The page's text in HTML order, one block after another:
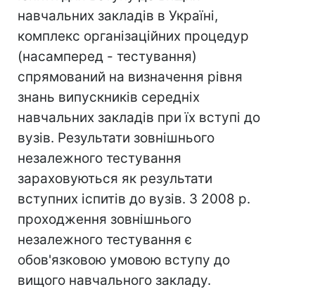
навчальних закладів в Україні,
комплекс організаційних процедур
(насамперед - тестування)
спрямований на визначення рівня
знань випускників середніх
навчальних закладів при їх вступі до
вузів. Результати зовнішнього
незалежного тестування
зараховуються як результати
вступних іспитів до вузів. З 2008 р.
проходження зовнішнього
незалежного тестування є
обов'язковою умовою вступу до
вищого навчального закладу.